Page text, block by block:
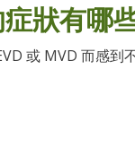
狀有哪
或 MVD 而感到